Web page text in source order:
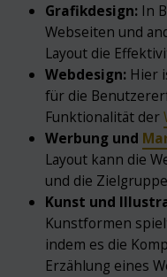
Grafikdesign: In
Webseiten und
Layout die
Webdesign: Hier
für die
Funktionalität der
Werbung und
Layout kann die
und die
Kunst und
Kunstformen
indem es die
Erzählung eines